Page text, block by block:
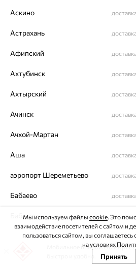
Магазины
Покупателям
О нас
Магазины и доставка г. Липецк
еще 3
Другие города
Заказать звонок
Архив акций
Карта сайта
На информационном ресурсе
рекомендательные технологии
ОГРН 1044800168379
Политика конфеденциальности
Аскино
Астрахань
Афипский
Ахтубинск
Ахтырский
Ачинск
Ачхой-Мартан
Аша
аэропорт Шереметьево
Бабаево
Бабаюрт
Бавлы
доставка
Мобильное приложение
Мы используем файлы cookie. Это
взаимодействие посетителей с сайтом и
пользоваться сайтом, вы
на условиях
Принять